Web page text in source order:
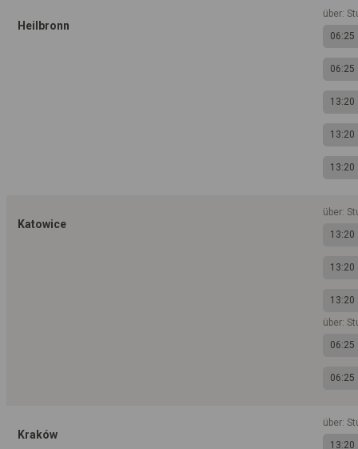
Heilbronn
über:
06:25
06:25
13:20
13:20
13:20
Katowice
über:
13:20
13:20
13:20
über:
06:25
06:25
Kraków
über:
13:20